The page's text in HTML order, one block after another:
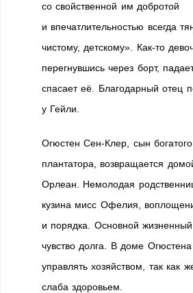
со свойственной им добротой
и впечатлительностью всегда
чистому, детскому». Как-то
перегнувшись через борт,
спасает её. Благодарный отец
у Гейли.
Огюстен Сен-Клер, сын богатого
плантатора, возвращается
Орлеан. Немолодая
кузина мисс Офелия,
и порядка. Основной
чувство долга. В доме
управлять хозяйством, так как
слаба здоровьем.